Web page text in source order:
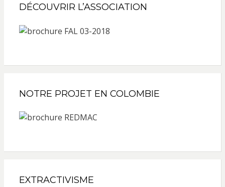
DÉCOUVRIR L’ASSOCIATION
NOTRE PROJET EN COLOMBIE
EXTRACTIVISME